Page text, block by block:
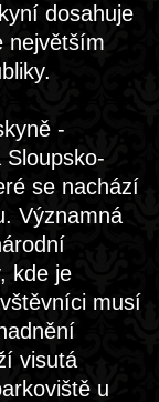
dosahuje
největším
-
se nachází
Významná
kde je
musí
visutá
u